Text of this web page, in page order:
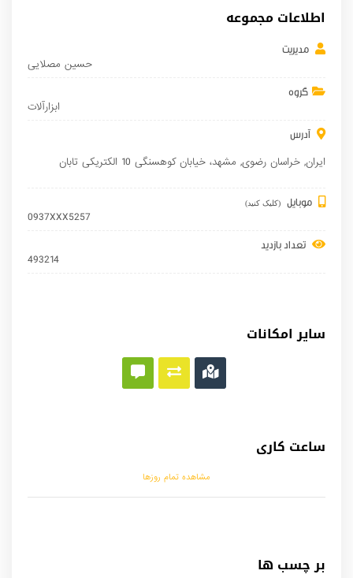
اطلاعات مجموعه
مدیریت
حسین مصلایی
گروه
ابزارآلات
آدرس
ایران, خراسان رضوی, مشهد، خیابان کوهسنگی 10 الکتریکی تابان
موبایل (کلیک کنید)
0937XXX5257
تعداد بازدید
493214
سایر امکانات
ساعت کاری
مشاهده تمام روزها
بر چسب ها